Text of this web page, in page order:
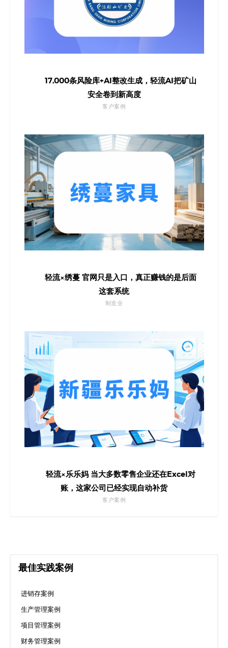
17,000条风险库+AI整改生成，轻流AI把矿山
安全卷到新高度
客户案例
轻流×绣蔓 官网只是入口，真正赚钱的是后面
这套系统
制造业
轻流×乐乐妈 当大多数零售企业还在Excel对
账，这家公司已经实现自动补货
客户案例
最佳实践案例
进销存案例
生产管理案例
项目管理案例
财务管理案例